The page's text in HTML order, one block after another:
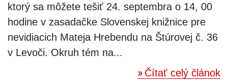
ktorý sa môžete tešiť 24. septembra o 14, 00
hodine v zasadačke Slovenskej knižnice pre
nevidiacich Mateja Hrebendu na Štúrovej č. 36
v Levoči. Okruh tém na...
Čítať celý článok